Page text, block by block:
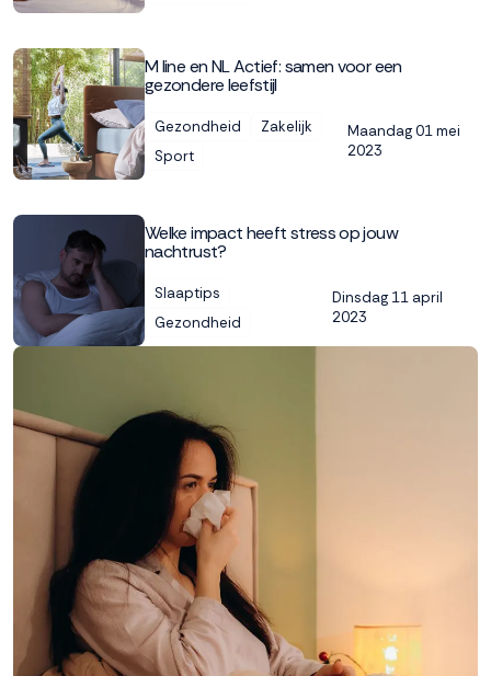
M line en NL Actief: samen voor een
gezondere leefstijl
Gezondheid
Zakelijk
Sport
Maandag 01 mei
2023
Welke impact heeft stress op jouw
nachtrust?
Slaaptips
Gezondheid
Dinsdag 11 april
2023